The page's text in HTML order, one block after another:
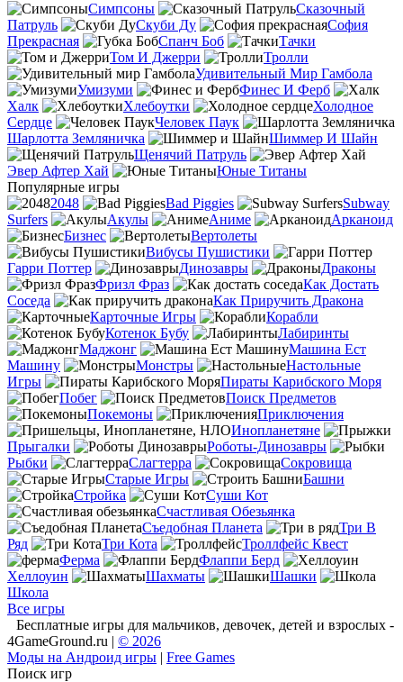
Симпсоны
Сказочный
Патруль
Скуби Ду
София
Прекрасная
Спанч Боб
Тачки
Том И Джерри
Тролли
Удивительный Мир Гамбола
Умизуми
Финес И Ферб
Халк
Хлебоутки
Холодное
Сердце
Человек Паук
Шарлотта Земляничка
Шиммер И Шайн
Щенячий Патруль
Эвер Афтер Хай
Юные Титаны
Популярные игры
2048
Bad Piggies
Subway
Surfers
Акулы Аниме
Арканоид
Бизнес
Вертолеты
Вибусы Пушистики
Гарри Поттер
Динозавры
Драконы
Фризл Фраз
Как Достать
Соседа
Как Приручить Дракона
Карточные Игры
Корабли
Котенок Бубу
Лабиринты
Маджонг
Машина Ест
Машину
Монстры
Настольные
Игры
Пираты Карибского Моря
Побег
Поиск Предметов
Покемоны
Приключения
Инопланетяне
Прыгалки
Роботы-Динозавры
Рыбки
Слагтерра
Сокровища
Старые Игры
Башни
Стройка
Суши Кот
Счастливая Обезьянка
Съедобная Планета
Три В
Ряд
Три Кота
Троллфейс Квест
Ферма
Флаппи Берд
Хеллоуин
Шахматы
Шашки
Школа
Все игры
Бесплатные игры для мальчиков, девочек, детей и взрослых -
4GameGround.ru | © 2026
Моды на Андроид игры | Free Games
Поиск игр